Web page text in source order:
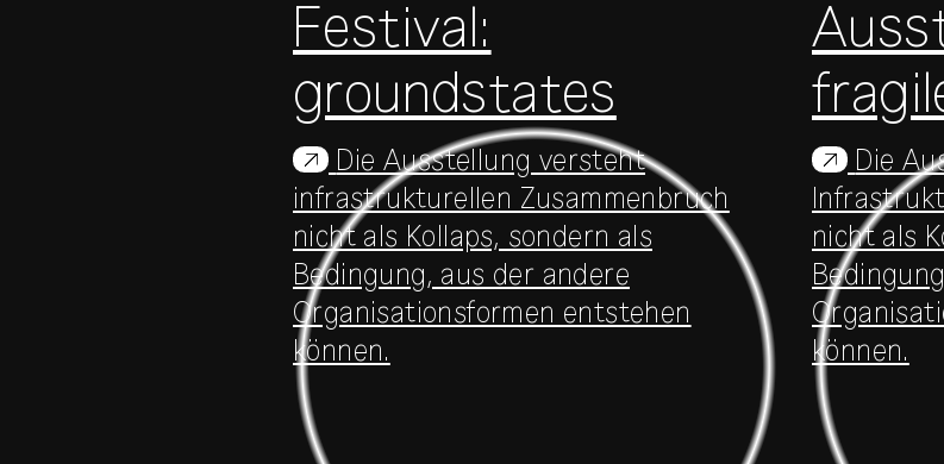
Festival:
groundstates
↗
Die Ausstellung versteht
infrastrukturellen Zusammenbruch
nicht als Kollaps, sondern als
Bedingung, aus der andere
Organisationsformen entstehen
können.
↗
Die
nicht als
können.